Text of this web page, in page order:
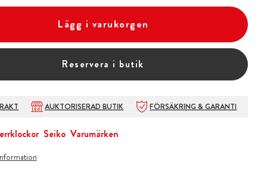
Lägg i varukorgen
Reservera i butik
AUKTORISERAD BUTIK FÖRSÄKRING & GARANTI
Seiko Varumärken